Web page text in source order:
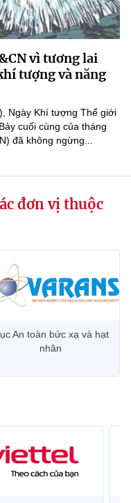
vì tương lai
tượng và năng
Ngày Khí tượng Thế giới
cuối cùng của tháng
đã không ngừng...
đơn vị thuộc
An toàn bức xạ và hạt
nhân